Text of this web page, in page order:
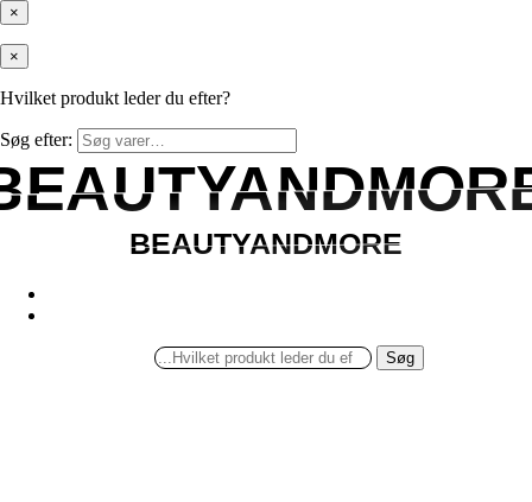
×
×
Hvilket produkt leder du efter?
Søg efter:
BEAUTYANDMORE
BEAUTYANDMORE
Søg